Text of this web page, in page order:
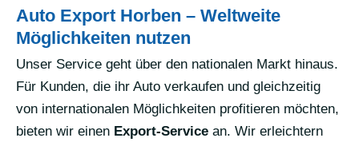
Auto Export Horben – Weltweite
Möglichkeiten nutzen
Unser Service geht über den nationalen Markt hinaus.
Für Kunden, die ihr Auto verkaufen und gleichzeitig
von internationalen Möglichkeiten profitieren möchten,
bieten wir einen Export-Service an. Wir erleichtern